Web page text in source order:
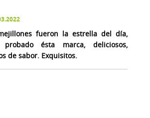
fueron la estrella del día,
ésta marca, deliciosos,
de sabor. Exquisitos.